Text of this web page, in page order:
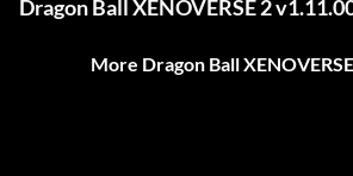
Dragon Ball XENOVERSE 2
More Dragon Ball